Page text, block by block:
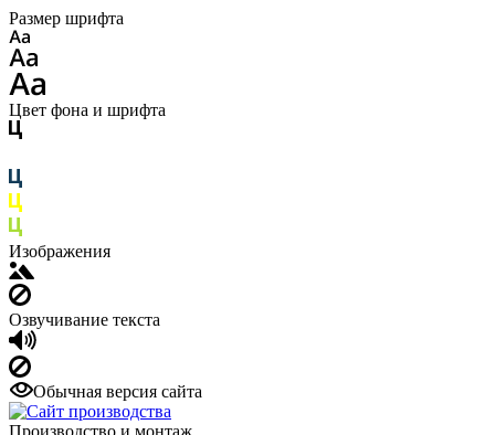
Размер шрифта
Цвет фона и шрифта
Изображения
Озвучивание текста
Обычная версия сайта
Производство и монтаж